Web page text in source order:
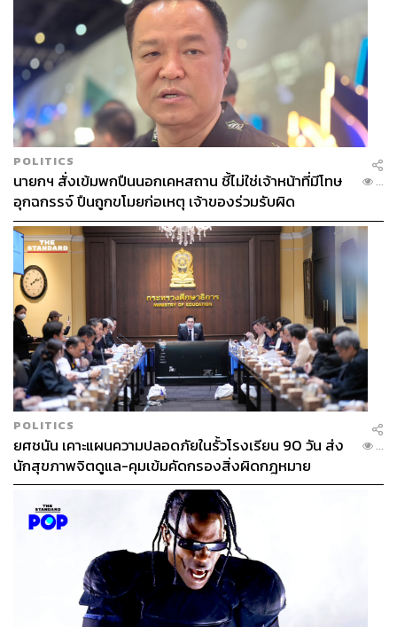
POLITICS
นายกฯ สั่งเข้มพกปืนนอกเคหสถาน ชี้ไม่ใช่เจ้าหน้าที่มีโทษ
อุกฉกรรจ์ ปืนถูกขโมยก่อเหตุ เจ้าของร่วมรับผิด
...
POLITICS
ยศชนัน เคาะแผนความปลอดภัยในรั้วโรงเรียน 90 วัน ส่ง
นักสุขภาพจิตดูแล-คุมเข้มคัดกรองสิ่งผิดกฎหมาย
...